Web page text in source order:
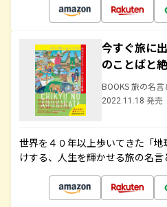
今すぐ旅に
のことばと
BOOKS 旅の名言
2022.11.18 発売
世界を４０年以上歩いてきた「
けする、人生を輝かせる旅の名